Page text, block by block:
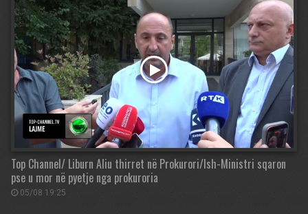
Top Channel/ Liburn Aliu thirret në Prokurori/Ish-Ministri sqaron
pse u mor në pyetje nga prokuroria
05/08 19:25